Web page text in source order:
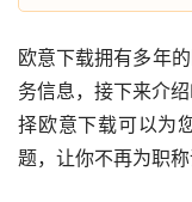
欧意下载拥有多年的
务信息，接下来介
择欧意下载可以为
题，让你不再为职称